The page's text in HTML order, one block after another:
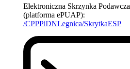
Elektroniczna Skrzynka Podawcza
(platforma ePUAP):
/CPPPiDNLegnica/SkrytkaESP